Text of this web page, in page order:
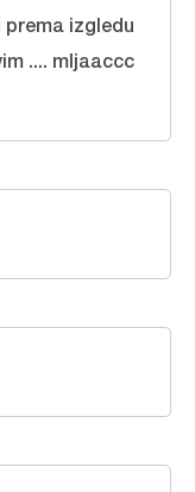
izgledu
.... mljaaccc